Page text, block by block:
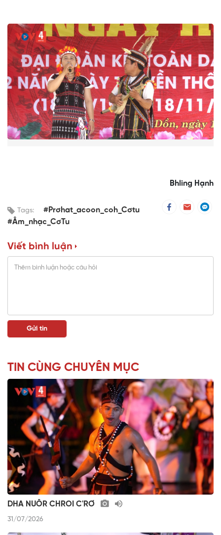
Bhling Hạnh
Tags:
#Prơhat_acoon_coh_Cơtu
#Âm_nhạc_CơTu
Viết bình luận
TIN CÙNG CHUYÊN MỤC
DHA NUÔR CHROI C'RƠ
31/07/2026